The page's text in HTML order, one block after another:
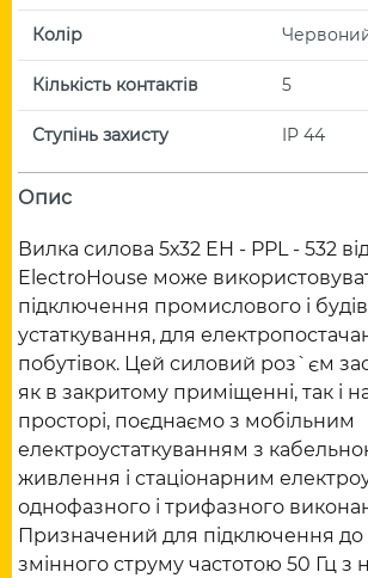
Колір
Кількість контактів 5
Ступінь захисту IP 44
Опис
Вилка силова 5х32 EH - PPL - 532
ElectroHouse може
підключення промислового і
устаткування, для
побутівок. Цей силовий роз`єм
як в закритому приміщенні, так і
просторі, поєднаємо з мобільним
електроустаткуванням з
живлення і стаціонарним
однофазного і трифазного
Призначений для підключення до
змінного струму частотою 50 Гц з